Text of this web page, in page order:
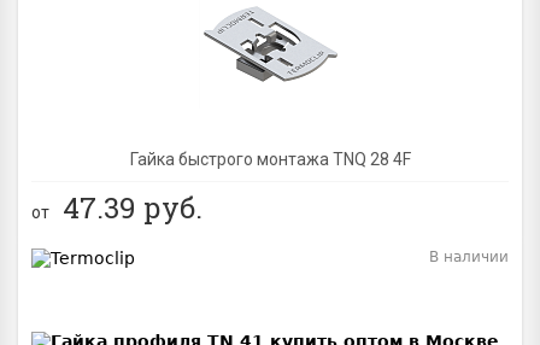
Гайка быстрого монтажа TNQ 28 4F
от 47.39 руб.
В наличии